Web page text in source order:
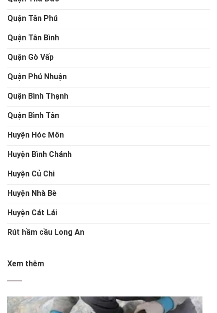
Quận Tân Phú
Quận Tân Bình
Quận Gò Vấp
Quận Phú Nhuận
Quận Bình Thạnh
Quận Bình Tân
Huyện Hóc Môn
Huyện Bình Chánh
Huyện Củ Chi
Huyện Nhà Bè
Huyện Cát Lái
Rút hầm cầu Long An
Xem thêm